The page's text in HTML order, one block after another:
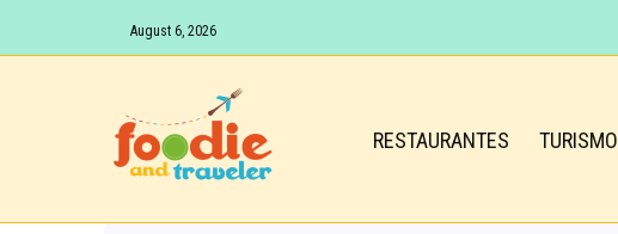
August 6, 2026
RESTAURANTES TURISMO